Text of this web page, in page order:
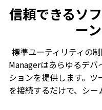
信頼できるソ
ー
標準ユーティリティの
Managerはあらゆるデ
ションを提供します。
を接続するだけで、シ